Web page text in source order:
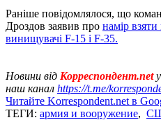
Раніше повідомлялося, що
Дроздов заявив про намір
винищувачі F-15 і F-35.
Новини від Корреспондент.netу
наш канал https://t.me/
Читайте Korrespondent.net в
ТЕГИ: армия и вооружение,